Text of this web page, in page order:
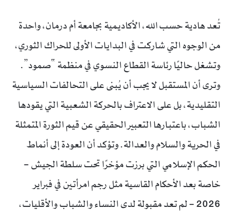
تُعد هادية حسب الله، الأكاديمية بجامعة أم درمان، واحدة
من الوجوه التي شاركت في البدايات الأولى للحراك الثوري،
وتشغل حاليًا رئاسة القطاع النسوي في منظمة “صمود”.
وترى أن المستقبل لا يجب أن يُبنى على التحالفات السياسية
التقليدية، بل على الاعتراف بالحركة الشعبية التي يقودها
الشباب، باعتبارها التعبير الحقيقي عن قيم الثورة المتمثلة
في الحرية والسلام والعدالة. وتؤكد أن العودة إلى أنماط
الحكم الإسلامي التي برزت مؤخرًا تحت سلطة الجيش –
خاصة بعد الأحكام القاسية مثل رجم امرأتين في فبراير
2026 – لم تعد مقبولة لدى النساء والشباب والأقليات،